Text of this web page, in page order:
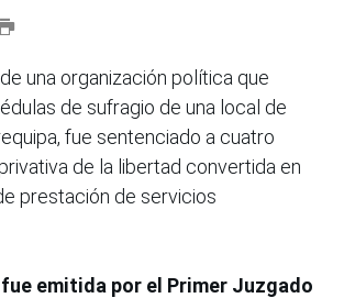
una organización política que
de sufragio de una local de
fue sentenciado a cuatro
de la libertad convertida en
prestación de servicios
emitida por el Primer Juzgado